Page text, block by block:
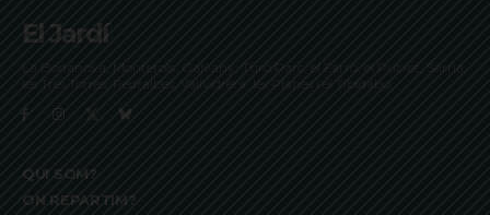
El Jardí
La Bonanova, Monterols, Galvany, Turó Parc, el Farró, el Putxet, Sarrià,
les Tres Torres, Pedralbes, Vallvidrera, les Planes i el Tibidabo
QUI SOM?
ON REPARTIM?